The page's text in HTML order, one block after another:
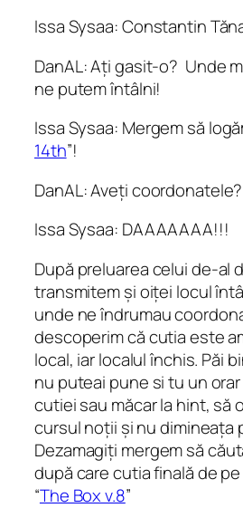
Issa Sysaa: Constantin
DanAL: Ați gasit-o? Unde
ne putem întâlni!
Issa Sysaa: Mergem să
14th”!
DanAL: Aveți coordonatele?
Issa Sysaa: DAAAAAAA!!!
După preluarea celui de-al
transmitem și oiței locul
unde ne îndrumau
descoperim că cutia este
local, iar localul închis. Păi
nu puteai pune si tu un
cutiei sau măcar la hint, să
cursul noții și nu dimineața
Dezamagiți mergem să
după care cutia finală de
“The Box v.8”